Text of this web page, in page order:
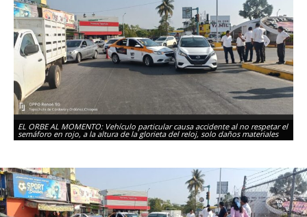
EL ORBE AL MOMENTO: Vehículo particular causa accidente al no respetar el
semáforo en rojo, a la altura de la glorieta del reloj, solo daños materiales